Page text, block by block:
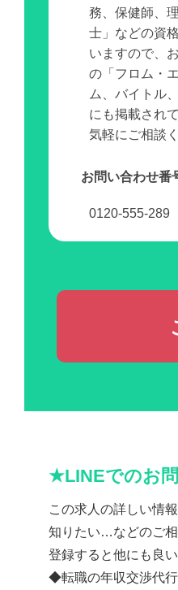
務、保健師、
士」などの資
いますので、
の「フロム・
ム、バイトル
にも掲載され
気軽にご相談
お問い合わせ番
0120-555-289
★LINEでのお
この求人の詳しい情
知りたい…などのご
登録すると他にも良
◆転職の年収交渉代